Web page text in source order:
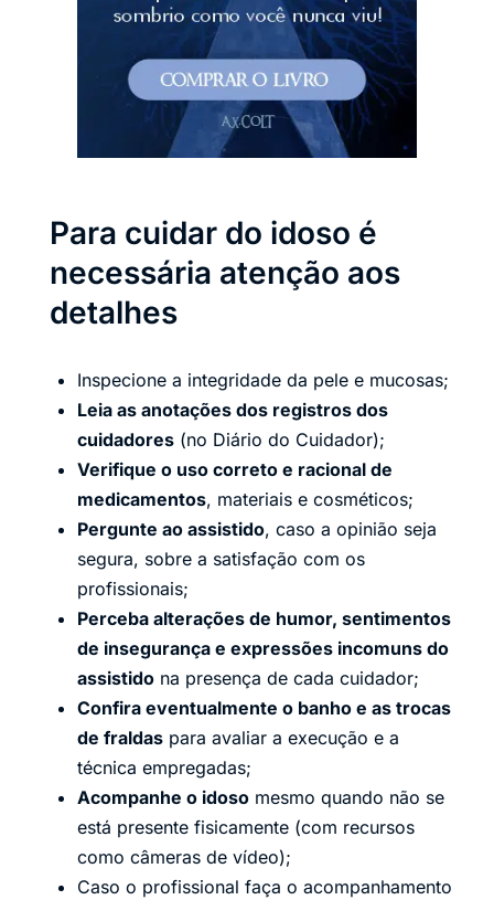
Para cuidar do idoso é
necessária atenção aos
detalhes
Inspecione a integridade da pele e mucosas;
Leia as anotações dos registros dos
cuidadores (no Diário do Cuidador);
Verifique o uso correto e racional de
medicamentos, materiais e cosméticos;
Pergunte ao assistido, caso a opinião seja
segura, sobre a satisfação com os
profissionais;
Perceba alterações de humor, sentimentos
de insegurança e expressões incomuns do
assistido na presença de cada cuidador;
Confira eventualmente o banho e as trocas
de fraldas para avaliar a execução e a
técnica empregadas;
Acompanhe o idoso mesmo quando não se
está presente fisicamente (com recursos
como câmeras de vídeo);
Caso o profissional faça o acompanhamento